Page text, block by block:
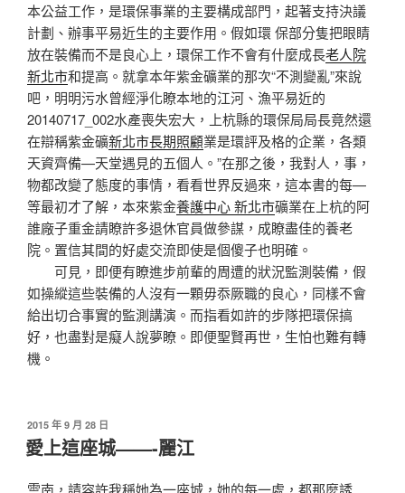
本公益工作，是環保事業的主要構成部門，起著支持決議
計劃、辦事平易近生的主要作用。假如環 保部分隻把眼睛
放在裝備而不是良心上，環保工作不會有什麼成長老人院
新北市和提高。就拿本年紫金礦業的那次“不測變亂”來說
吧，明明污水曾經淨化瞭本地的江河、漁平易近的
20140717_002水產喪失宏大，上杭縣的環保局局長竟然還
在辯稱紫金礦新北市長期照顧業是環評及格的企業，各類
天資齊備—天堂遇見的五個人。”在那之後，我對人，事，
物都改變了態度的事情，看看世界反過來，這本書的每—
等最初才了解，本來紫金養護中心 新北市礦業在上杭的阿
誰廠子重金請瞭許多退休官員做參謀，成瞭盡佳的養老
院。置信其間的好處交流即使是個傻子也明確。
可見，即便有瞭進步前輩的周遭的狀況監測裝備，假
如操縱這些裝備的人沒有一顆毋忝厥職的良心，同樣不會
給出切合事實的監測講演。而指看如許的步隊把環保搞
好，也盡對是癡人說夢瞭。即便聖賢再世，生怕也難有轉
機。
發
佈
於
2015 年 9 月 28 日
愛上這座城——-麗江
雲南，請容許我稱她為一座城，她的每一處，都那麼誘